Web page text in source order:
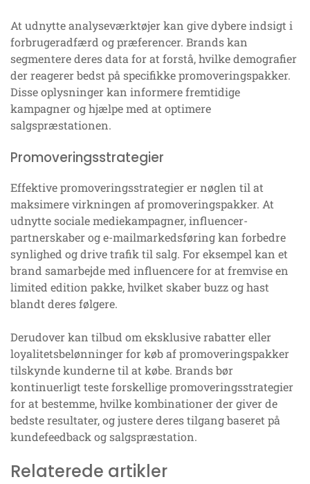
At udnytte analyseværktøjer kan give dybere indsigt i
forbrugeradfærd og præferencer. Brands kan
segmentere deres data for at forstå, hvilke demografier
der reagerer bedst på specifikke promoveringspakker.
Disse oplysninger kan informere fremtidige
kampagner og hjælpe med at optimere
salgspræstationen.
Promoveringsstrategier
Effektive promoveringsstrategier er nøglen til at
maksimere virkningen af promoveringspakker. At
udnytte sociale mediekampagner, influencer-
partnerskaber og e-mailmarkedsføring kan forbedre
synlighed og drive trafik til salg. For eksempel kan et
brand samarbejde med influencere for at fremvise en
limited edition pakke, hvilket skaber buzz og hast
blandt deres følgere.
Derudover kan tilbud om eksklusive rabatter eller
loyalitetsbelønninger for køb af promoveringspakker
tilskynde kunderne til at købe. Brands bør
kontinuerligt teste forskellige promoveringsstrategier
for at bestemme, hvilke kombinationer der giver de
bedste resultater, og justere deres tilgang baseret på
kundefeedback og salgspræstation.
Relaterede artikler